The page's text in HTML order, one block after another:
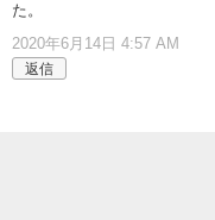
た。
2020年6月14日 4:57 AM
返信